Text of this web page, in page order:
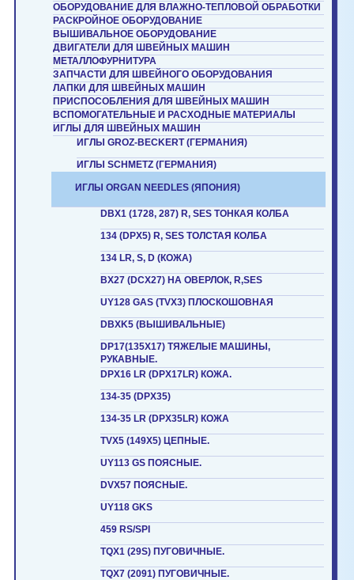
ОБОРУДОВАНИЕ ДЛЯ ВЛАЖНО-ТЕПЛОВОЙ ОБРАБОТКИ
РАСКРОЙНОЕ ОБОРУДОВАНИЕ
ВЫШИВАЛЬНОЕ ОБОРУДОВАНИЕ
ДВИГАТЕЛИ ДЛЯ ШВЕЙНЫХ МАШИН
МЕТАЛЛОФУРНИТУРА
ЗАПЧАСТИ ДЛЯ ШВЕЙНОГО ОБОРУДОВАНИЯ
ЛАПКИ ДЛЯ ШВЕЙНЫХ МАШИН
ПРИСПОСОБЛЕНИЯ ДЛЯ ШВЕЙНЫХ МАШИН
ВСПОМОГАТЕЛЬНЫЕ И РАСХОДНЫЕ МАТЕРИАЛЫ
ИГЛЫ ДЛЯ ШВЕЙНЫХ МАШИН
ИГЛЫ GROZ-BECKERT (ГЕРМАНИЯ)
ИГЛЫ SCHMETZ (ГЕРМАНИЯ)
ИГЛЫ ORGAN NEEDLES (ЯПОНИЯ)
DBX1 (1728, 287) R, SES ТОНКАЯ КОЛБА
134 (DPX5) R, SES ТОЛСТАЯ КОЛБА
134 LR, S, D (КОЖА)
BX27 (DCX27) НА ОВЕРЛОК, R,SES
UY128 GAS (TVX3) ПЛОСКОШОВНАЯ
DBXK5 (ВЫШИВАЛЬНЫЕ)
DP17(135X17) ТЯЖЕЛЫЕ МАШИНЫ,
РУКАВНЫЕ.
DPX16 LR (DPX17LR) КОЖА.
134-35 (DPX35)
134-35 LR (DPX35LR) КОЖА
TVX5 (149X5) ЦЕПНЫЕ.
UY113 GS ПОЯСНЫЕ.
DVX57 ПОЯСНЫЕ.
UY118 GKS
459 RS/SPI
TQX1 (29S) ПУГОВИЧНЫЕ.
TQX7 (2091) ПУГОВИЧНЫЕ.